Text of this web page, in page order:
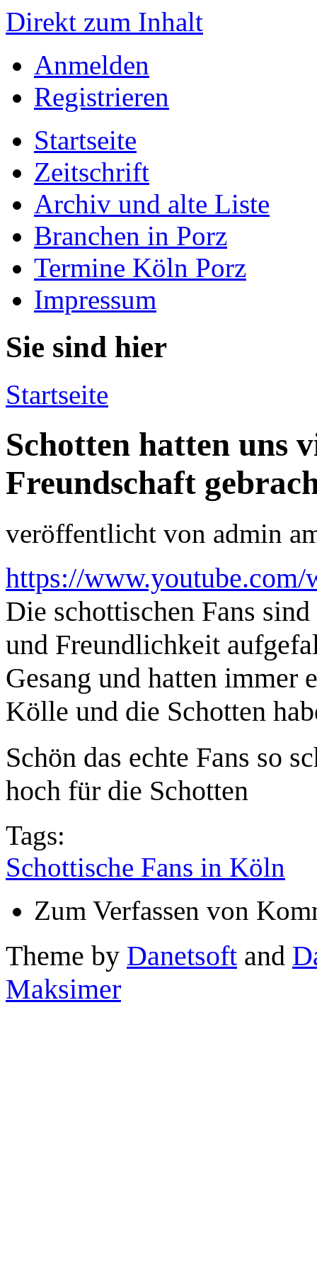
Direkt zum Inhalt
Anmelden
Registrieren
Startseite
Zeitschrift
Archiv und alte Liste
Branchen in Porz
Termine Köln Porz
Impressum
Sie sind hier
Startseite
Schotten hatten uns
Freundschaft
veröffentlicht von admin
https://
Die schottischen Fans
und Freundlichkeit
Gesang und hatten immer
Kölle und die Schotten
Schön das echte Fans so
hoch für die Schotten
Tags:
Schottische Fans in Köln
Zum Verfassen von
Theme by Danetsoft and
Maksimer